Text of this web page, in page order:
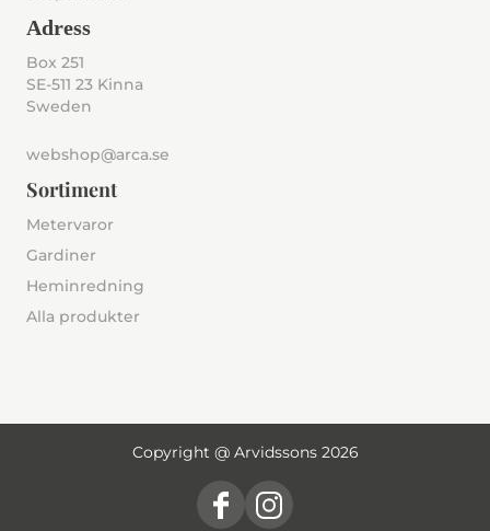
Adress
Box 251
SE-511 23 Kinna
Sweden
webshop@arca.se
Sortiment
Metervaror
Gardiner
Heminredning
Alla produkter
Copyright @ Arvidssons 2026